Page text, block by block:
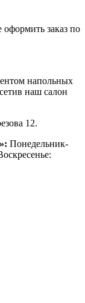
заказ по
напольных
наш салон
12.
Понедельник-